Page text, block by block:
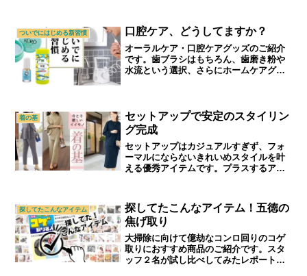
ついでにはじめる新習慣 口腔ケア、どうしてますか？
オーラルケア・口腔ケアグッズのご紹介
です。歯ブラシはもちろん、歯磨き粉や
水流という選択、さらにホームケアグッ
販ショップ「アトランダム」
着の基
セットアップで安定のスタイリン
グ完成
セットアップはカジュアルすぎず、フォ
ーマルにならないきれいめスタイルを叶
える優秀アイテムです。プラスするアク
してもおすすめです。｜シニアライフ＆
シニアファッション通販ショップ「アト
ランダム」
探してたこんなアイテム
探してたこんなアイテム！五徳の
焦げ取り
大掃除に向けて億劫なコンロ回りのコゲ
取りにおすすめ商品のご紹介です。スタ
ッフ２名が試し比べしてみたレポートで